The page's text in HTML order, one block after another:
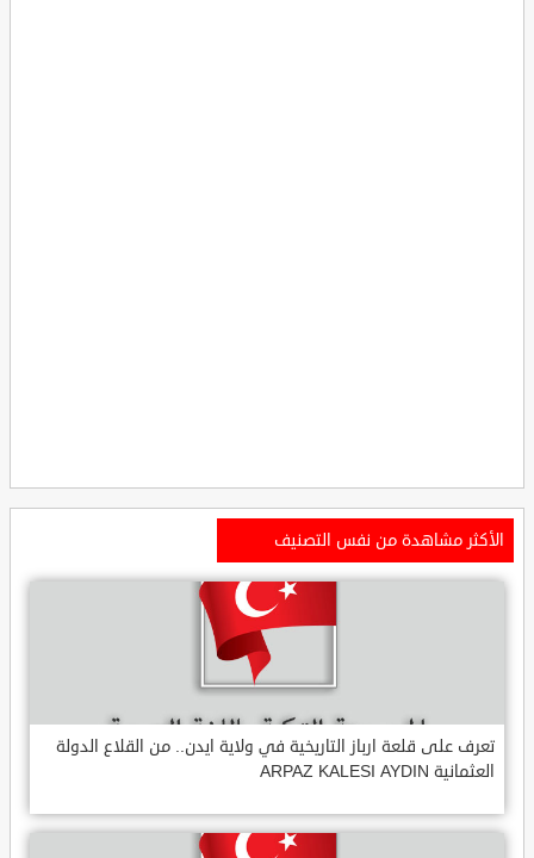
الأكثر مشاهدة من نفس التصنيف
تعرف على قلعة ارباز التاريخية في ولاية ايدن.. من القلاع الدولة
العثمانية ARPAZ KALESI AYDIN